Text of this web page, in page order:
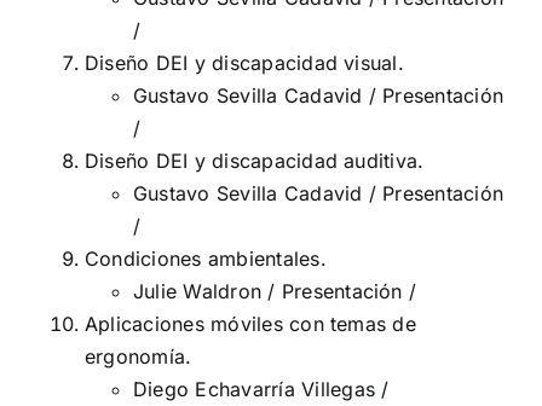
/
Diseño DEI y discapacidad visual.
Gustavo Sevilla Cadavid / Presentación
/
Diseño DEI y discapacidad auditiva.
Gustavo Sevilla Cadavid / Presentación
/
Condiciones ambientales.
Julie Waldron / Presentación /
Aplicaciones móviles con temas de
ergonomía.
Diego Echavarría Villegas /